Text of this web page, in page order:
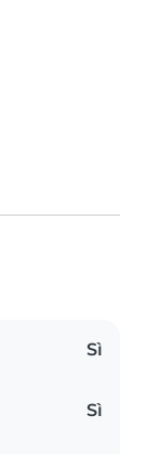
Sì
Sì